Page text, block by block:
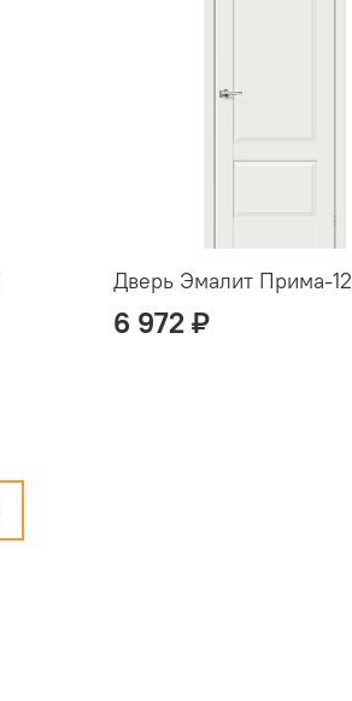
Дверь Эмалит Прима-12
6 972 ₽